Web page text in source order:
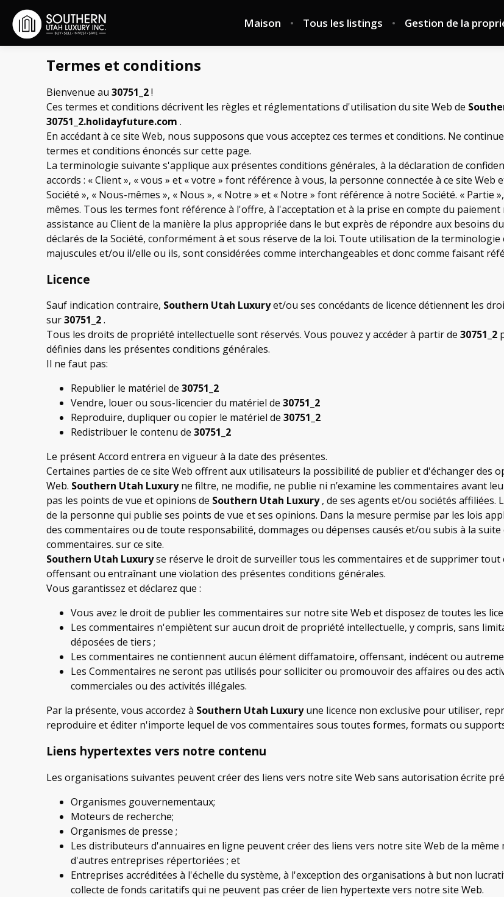
Maison Tous les listings Gestion de la
Termes et conditions
Bienvenue au 30751_2!
Ces termes et conditions décrivent les règles et réglementations d'utilisation du site Web de
30751_2.holidayfuture.com .
En accédant à ce site Web, nous supposons que vous acceptez ces termes et conditions. Ne
termes et conditions énoncés sur cette page.
La terminologie suivante s'applique aux présentes conditions générales, à la déclaration de
accords : « Client », « vous » et « votre » font référence à vous, la personne connectée à ce site
Société », « Nous-mêmes », « Nous », « Notre » et « Notre » font référence à notre Société. « Partie
mêmes. Tous les termes font référence à l'offre, à l'acceptation et à la prise en compte du
assistance au Client de la manière la plus appropriée dans le but exprès de répondre aux besoins
déclarés de la Société, conformément à et sous réserve de la loi. Toute utilisation de la
majuscules et/ou il/elle ou ils, sont considérées comme interchangeables et donc comme faisant
Licence
Sauf indication contraire, Southern Utah Luxuryet/ou ses concédants de licence détiennent les
sur30751_2.
Tous les droits de propriété intellectuelle sont réservés. Vous pouvez y accéder à partir de 30751_2
définies dans les présentes conditions générales.
Il ne faut pas:
Republier le matériel de 30751_2
Vendre, louer ou sous-licencier du matériel de 30751_2
Reproduire, dupliquer ou copier le matériel de 30751_2
Redistribuer le contenu de 30751_2
Le présent Accord entrera en vigueur à la date des présentes.
Certaines parties de ce site Web offrent aux utilisateurs la possibilité de publier et d'échanger des
Web. Southern Utah Luxuryne filtre, ne modifie, ne publie ni n’examine les commentaires avant
pas les points de vue et opinions de Southern Utah Luxury, de ses agents et/ou sociétés affiliées.
de la personne qui publie ses points de vue et ses opinions. Dans la mesure permise par les lois
des commentaires ou de toute responsabilité, dommages ou dépenses causés et/ou subis à la
commentaires. sur ce site.
Southern Utah Luxuryse réserve le droit de surveiller tous les commentaires et de supprimer
offensant ou entraînant une violation des présentes conditions générales.
Vous garantissez et déclarez que :
Vous avez le droit de publier les commentaires sur notre site Web et disposez de toutes les
Les commentaires n'empiètent sur aucun droit de propriété intellectuelle, y compris, sans
déposées de tiers ;
Les commentaires ne contiennent aucun élément diffamatoire, offensant, indécent ou
Les Commentaires ne seront pas utilisés pour solliciter ou promouvoir des affaires ou des
commerciales ou des activités illégales.
Par la présente, vous accordez à Southern Utah Luxuryune licence non exclusive pour utiliser,
reproduire et éditer n'importe lequel de vos commentaires sous toutes formes, formats ou
Liens hypertextes vers notre contenu
Les organisations suivantes peuvent créer des liens vers notre site Web sans autorisation écrite
Organismes gouvernementaux;
Moteurs de recherche;
Organismes de presse ;
Les distributeurs d'annuaires en ligne peuvent créer des liens vers notre site Web de la
d'autres entreprises répertoriées ; et
Entreprises accréditées à l'échelle du système, à l'exception des organisations à but non
collecte de fonds caritatifs qui ne peuvent pas créer de lien hypertexte vers notre site Web.